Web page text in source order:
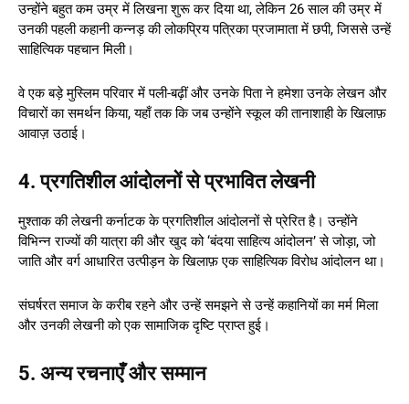
उन्होंने बहुत कम उम्र में लिखना शुरू कर दिया था, लेकिन 26 साल की उम्र में
उनकी पहली कहानी कन्नड़ की लोकप्रिय पत्रिका प्रजामाता में छपी, जिससे उन्हें
साहित्यिक पहचान मिली।
वे एक बड़े मुस्लिम परिवार में पली-बढ़ीं और उनके पिता ने हमेशा उनके लेखन और
विचारों का समर्थन किया, यहाँ तक कि जब उन्होंने स्कूल की तानाशाही के खिलाफ़
आवाज़ उठाई।
4. प्रगतिशील आंदोलनों से प्रभावित लेखनी
मुश्ताक की लेखनी कर्नाटक के प्रगतिशील आंदोलनों से प्रेरित है। उन्होंने
विभिन्न राज्यों की यात्रा की और खुद को ‘बंदया साहित्य आंदोलन’ से जोड़ा, जो
जाति और वर्ग आधारित उत्पीड़न के खिलाफ़ एक साहित्यिक विरोध आंदोलन था।
संघर्षरत समाज के करीब रहने और उन्हें समझने से उन्हें कहानियों का मर्म मिला
और उनकी लेखनी को एक सामाजिक दृष्टि प्राप्त हुई।
5. अन्य रचनाएँ और सम्मान